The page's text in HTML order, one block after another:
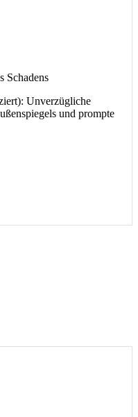
Schadens
Unverzügliche
und prompte